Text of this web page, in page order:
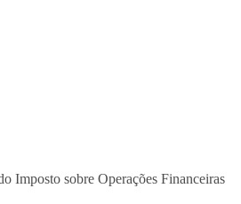
Imposto sobre Operações Financeiras